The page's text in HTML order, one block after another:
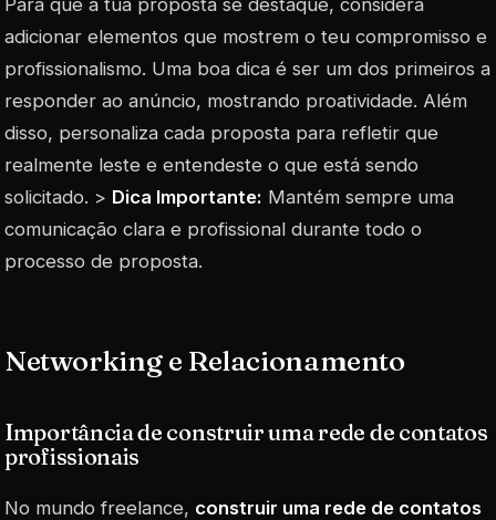
adicionar elementos que mostrem o teu compromisso e
profissionalismo. Uma boa dica é ser um dos primeiros a
responder ao anúncio, mostrando proatividade. Além
disso, personaliza cada proposta para refletir que
realmente leste e entendeste o que está sendo
solicitado. > Dica Importante: Mantém sempre uma
comunicação clara e profissional durante todo o
processo de proposta.
Networking e Relacionamento
Importância de construir uma rede de contatos
profissionais
No mundo freelance, construir uma rede de contatos